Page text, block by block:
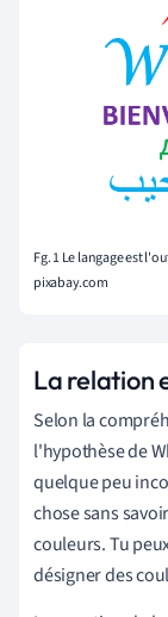
Fg. 1 Le langage est
pixabay.com
La relation
Selon la
l'hypothèse de
quelque peu
chose sans
couleurs. Tu
désigner des